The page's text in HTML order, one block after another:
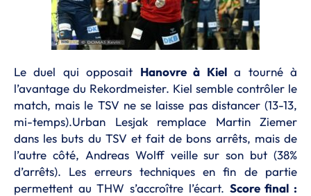
Le duel qui opposait Hanovre à Kiela tourné à
l’avantage du Rekordmeister. Kiel semble contrôler le
match, mais le TSV ne se laisse pas distancer (13-13,
mi-temps).Urban Lesjak remplace Martin Ziemer
dans les buts du TSV et fait de bons arrêts, mais de
l’autre côté, Andreas Wolff veille sur son but (38%
d’arrêts). Les erreurs techniques en fin de partie
permettent au THW s’accroître l’écart. Score final :